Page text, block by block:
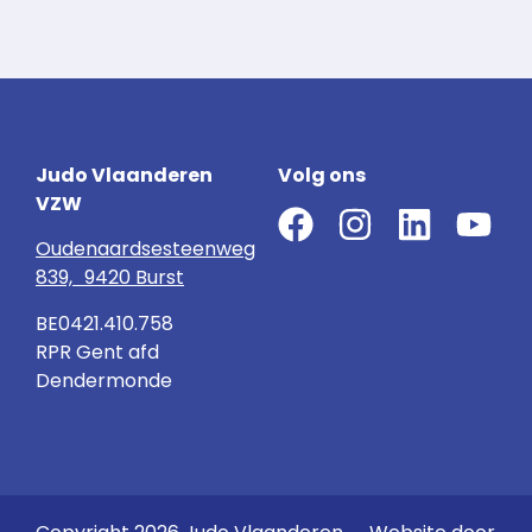
Judo Vlaanderen
VZW
Oudenaardsesteenweg
839, 9420 Burst
BE0421.410.758
RPR Gent afd
Dendermonde
Volg ons